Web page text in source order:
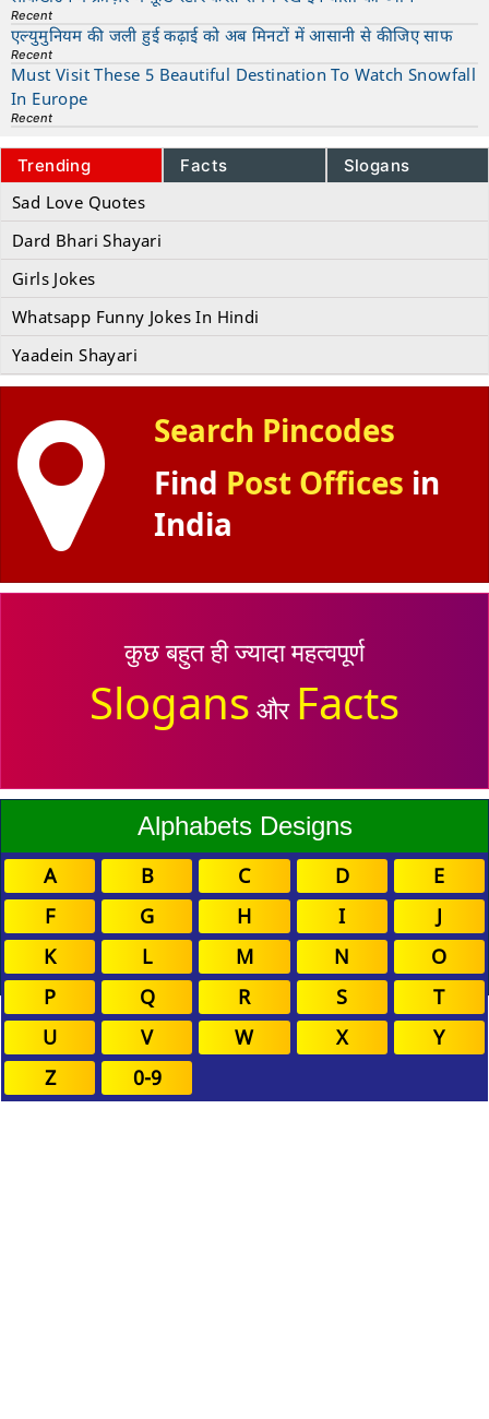
Recent
एल्युमुनियम की जली हुई कढ़ाई को अब मिनटों में आसानी से कीजिए साफ
Recent
Must Visit These 5 Beautiful Destination To Watch Snowfall
In Europe
Recent
Trending Facts Slogans
Sad Love Quotes
Dard Bhari Shayari
Girls Jokes
Whatsapp Funny Jokes In Hindi
Yaadein Shayari
Search Pincodes
Find Post Offices in
India
कुछ बहुत ही ज्यादा महत्वपूर्ण
Slogans और Facts
Alphabets Designs
A B C D
E
F
G H I
J
K
L M N
O
P
Q R S
T
U
V W X
Y
Z
0-9